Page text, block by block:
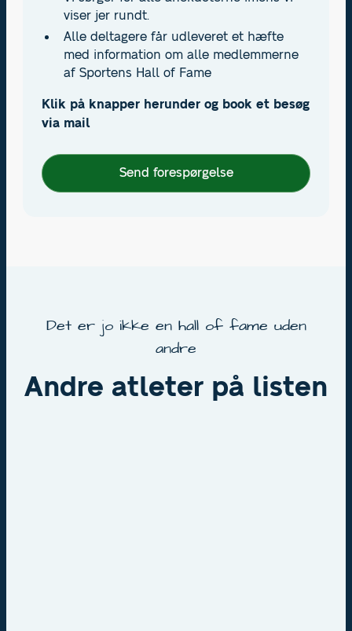
viser jer rundt.
Alle deltagere får udleveret et hæfte
med information om alle medlemmerne
af Sportens Hall of Fame
Klik på knapper herunder og book et besøg
via mail
Send forespørgelse
Det er jo ikke en hall of fame uden
andre
Andre atleter på listen